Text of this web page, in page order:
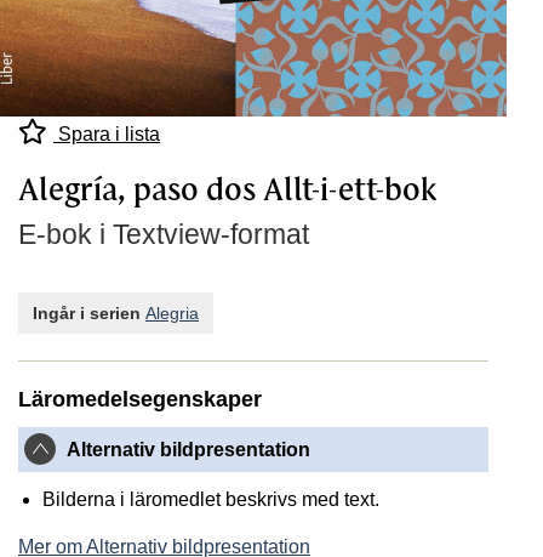
Spara i lista
Alegría, paso dos Allt-i-ett-bok
E-bok i Textview-format
Ingår i serien Alegria
Läromedelsegenskaper
Alternativ bildpresentation
Bilderna i läromedlet beskrivs med text.
Mer om Alternativ bildpresentation